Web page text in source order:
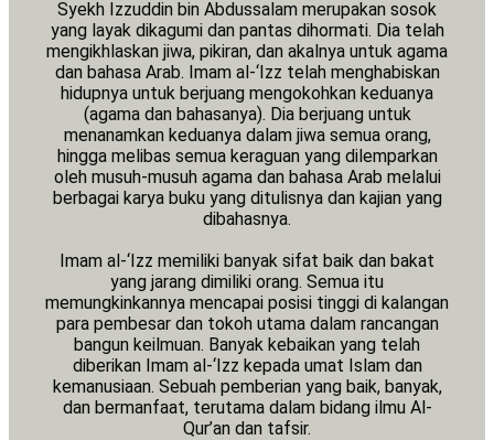
Syekh Izzuddin bin Abdussalam merupakan sosok
yang layak dikagumi dan pantas dihormati. Dia telah
mengikhlaskan jiwa, pikiran, dan akalnya untuk agama
dan bahasa Arab. Imam al-‘Izz telah menghabiskan
hidupnya untuk berjuang mengokohkan keduanya
(agama dan bahasanya). Dia berjuang untuk
menanamkan keduanya dalam jiwa semua orang,
hingga melibas semua keraguan yang dilemparkan
oleh musuh-musuh agama dan bahasa Arab melalui
berbagai karya buku yang ditulisnya dan kajian yang
dibahasnya.
Imam al-‘Izz memiliki banyak sifat baik dan bakat
yang jarang dimiliki orang. Semua itu
memungkinkannya mencapai posisi tinggi di kalangan
para pembesar dan tokoh utama dalam rancangan
bangun keilmuan. Banyak kebaikan yang telah
diberikan Imam al-‘Izz kepada umat Islam dan
kemanusiaan. Sebuah pemberian yang baik, banyak,
dan bermanfaat, terutama dalam bidang ilmu Al-
Qur’an dan tafsir.